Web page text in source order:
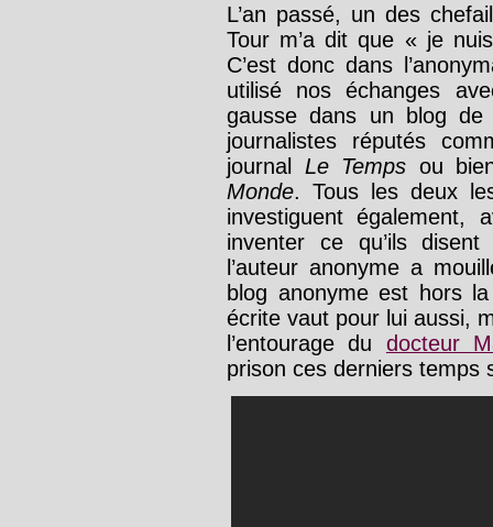
L’an passé, un des
Tour m’a dit que « je
C’est donc dans
utilisé nos échanges
gausse dans un blog
journalistes réputés
journal Le Temps ou
Monde. Tous les deux
investiguent également,
inventer ce qu’ils
l’auteur anonyme a
blog anonyme est hors
écrite vaut pour lui aussi,
l’entourage du docteur
prison ces derniers temps